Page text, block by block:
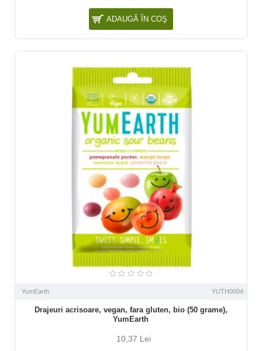
ADAUGĂ ÎN COŞ
YumEarth YUTH0004
Drajeuri acrisoare, vegan, fara gluten, bio (50 grame),
YumEarth
10,37 Lei